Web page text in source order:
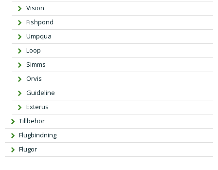
Vision
Fishpond
Umpqua
Loop
Simms
Orvis
Guideline
Exterus
Tillbehör
Flugbindning
Flugor